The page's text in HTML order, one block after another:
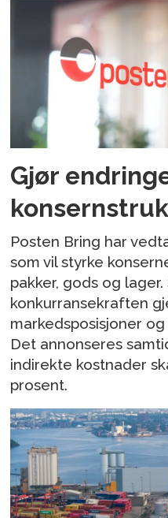
Gjør
Posten Bring har
som vil styrke
pakker, gods og
konkurransekraften
markedsposisjoner
Det annonseres
indirekte kostnader
prosent.